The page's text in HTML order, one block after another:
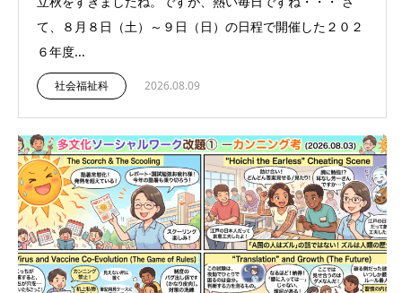
て、８月８日（土）～９日（日）の日程で開催した２０２
６年度...
社会福祉科 2026.08.09